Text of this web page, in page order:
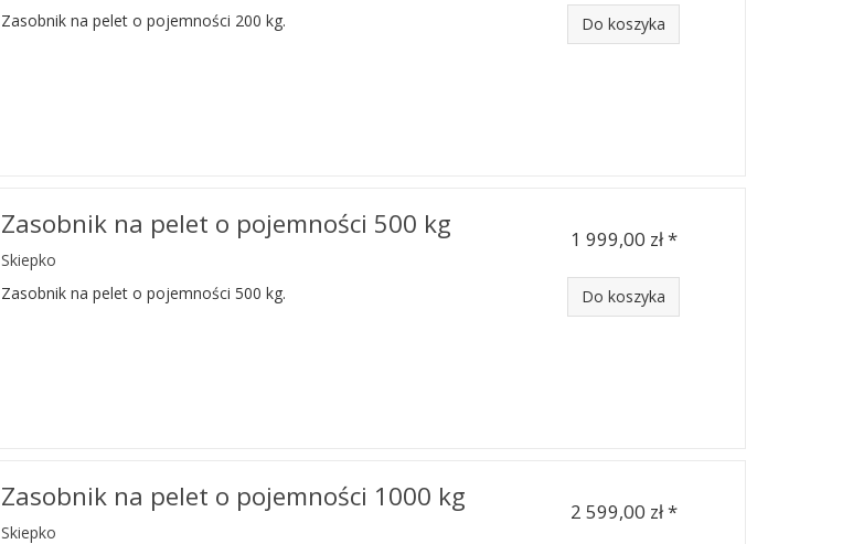
Zasobnik na pelet o pojemności 200 kg.
Do koszyka
Zasobnik na pelet o pojemności 500 kg
Skiepko
Zasobnik na pelet o pojemności 500 kg.
1 999,00 zł *
Do koszyka
Zasobnik na pelet o pojemności 1000 kg
Skiepko
2 599,00 zł *